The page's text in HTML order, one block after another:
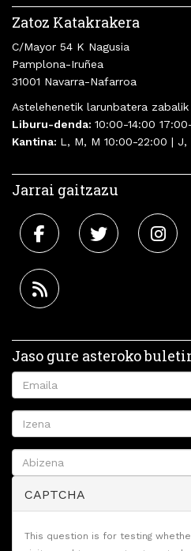
Zatoz Katakrakera
C/Mayor 54 K Nagusia
Pamplona-Iruñea
31001 Navarra-Nafarroa
Astelehenetik larunbatera zabalik
Liburu-denda: 10:00-14:00
Kantina: L, M, M 10:00-22:00 | J,
Jarrai gaitzazu
Jaso gure asteroko
CAPTCHA
This question is for testing